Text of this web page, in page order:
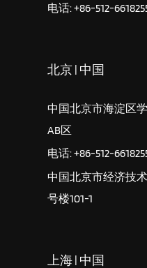
电话: +86-512-
北京 | 中国
中国北京市海淀区
AB区
电话: +86-512-
中国北京市经济技
号楼101-1
上海 | 中国